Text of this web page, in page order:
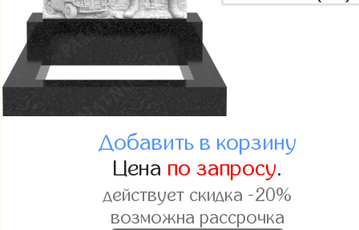
Добавить в корзину
Цена по запросу.
действует скидка -20%
возможна рассрочка